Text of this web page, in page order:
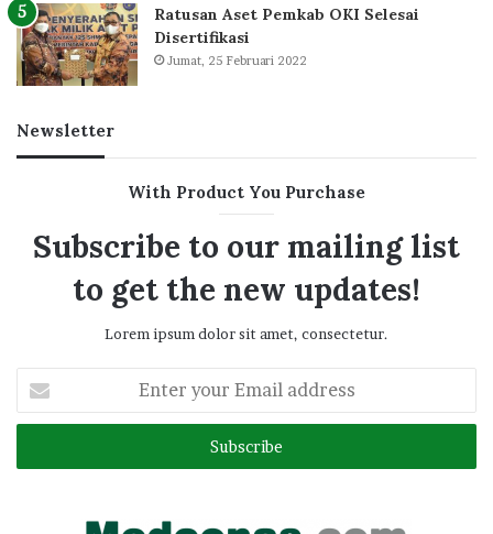
Ratusan Aset Pemkab OKI Selesai
Disertifikasi
Jumat, 25 Februari 2022
Newsletter
With Product You Purchase
Subscribe to our mailing list
to get the new updates!
Lorem ipsum dolor sit amet, consectetur.
your
Email